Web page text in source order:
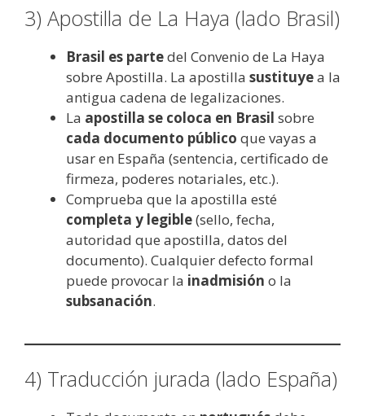
3) Apostilla de La Haya (lado Brasil)
Brasil es partedel Convenio de La Haya
sobre Apostilla. La apostilla sustituyea la
antigua cadena de legalizaciones.
La apostilla se coloca en Brasil sobre
cada documento público que vayas a
usar en España (sentencia, certificado de
firmeza, poderes notariales, etc.).
Comprueba que la apostilla esté
completa y legible(sello, fecha,
autoridad que apostilla, datos del
documento). Cualquier defecto formal
puede provocar la inadmisión o la
subsanación.
4) Traducción jurada (lado España)